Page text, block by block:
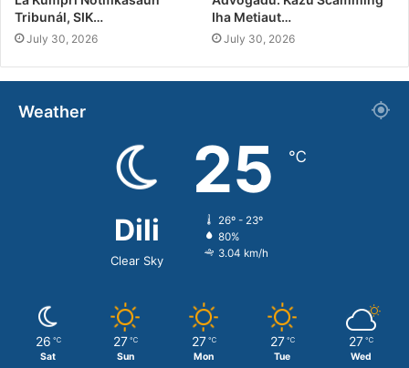
Tribunál, SIK…
July 30, 2026
Iha Metiaut…
July 30, 2026
Weather
Dili
Clear Sky
25 ℃
26º - 23º
80%
3.04 km/h
26 ℃
Sat
27 ℃
Sun
27 ℃
Mon
27 ℃
Tue
27 ℃
Wed